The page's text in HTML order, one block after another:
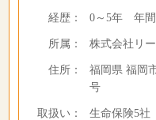
経歴： 0～5年年間
所属： 株式会社リ
住所：
福岡県 福岡
号
取扱い： 生命保険5